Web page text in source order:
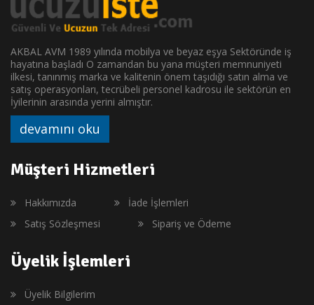
AKBAL AVM 1989 yılında mobilya ve beyaz eşya Sektöründe iş
hayatına başladı O zamandan bu yana müşteri memnuniyeti
ilkesi, tanınmış marka ve kalitenin önem taşıdığı satın alma ve
satış operasyonları, tecrübeli personel kadrosu ile sektörün en
İyilerinin arasında yerini almıştır.
devamını oku
Müşteri Hizmetleri
Hakkımızda
İade İşlemleri
Satış Sözleşmesi
Sipariş ve Ödeme
Üyelik İşlemleri
Üyelik Bilgilerim